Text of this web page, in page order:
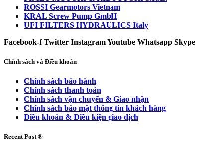
ROSSI Gearmotors Vietnam
KRAL Screw Pump GmbH
UFI FILTERS HYDRAULICS Italy
Facebook-f Twitter InstagramYoutube Whatsapp Skype
Chính sách và Điều khoản
Chính sách bảo hành
Chính sách thanh toán
Chính sách vận chuyển & Giao nhận
Chính sách bảo mật thông tin khách hàng
Điều khoản & Điều kiện giao dịch
Recent Post ®